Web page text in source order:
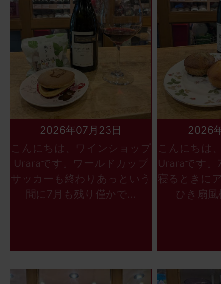
2026年07月23日
こんにちは、ワインショップ
Uraraです。ワールドカップ
サッカーも終わりあっという
間に7月も残り僅かで...
2026
こんにちは
Uraraです。
寝るときに
ひき扇